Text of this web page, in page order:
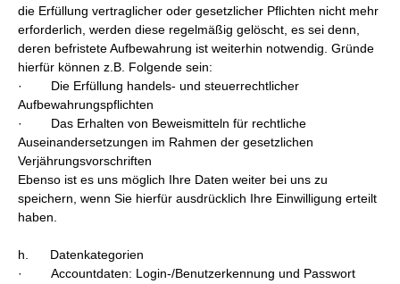
die Erfüllung vertraglicher oder gesetz­licher Pflichten nicht mehr
erforderlich, werden diese regelmäßig gelöscht, es sei denn,
deren befristete Aufbewahrung ist weiterhin notwendig. Gründe
hierfür können z.B. Folgende sein:
· Die Erfüllung handels- und steuerrechtlicher
Aufbewahrungspflichten
· Das Erhalten von Beweismitteln für rechtliche
Auseinandersetzungen im Rahmen der gesetzlichen
Verjährungsvorschriften
Ebenso ist es uns möglich Ihre Daten weiter bei uns zu
speichern, wenn Sie hierfür ausdrücklich Ihre Einwilligung erteilt
haben.
h. Datenkategorien
· Accountdaten: Login-/Benutzerkennung und Passwort